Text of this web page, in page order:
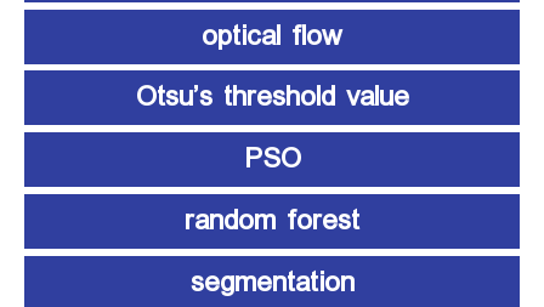
optical flow
Otsu’s threshold value
PSO
random forest
segmentation